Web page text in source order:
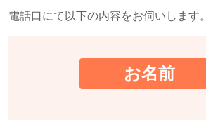
電話口にて以下の内容をお伺いします。
お名前